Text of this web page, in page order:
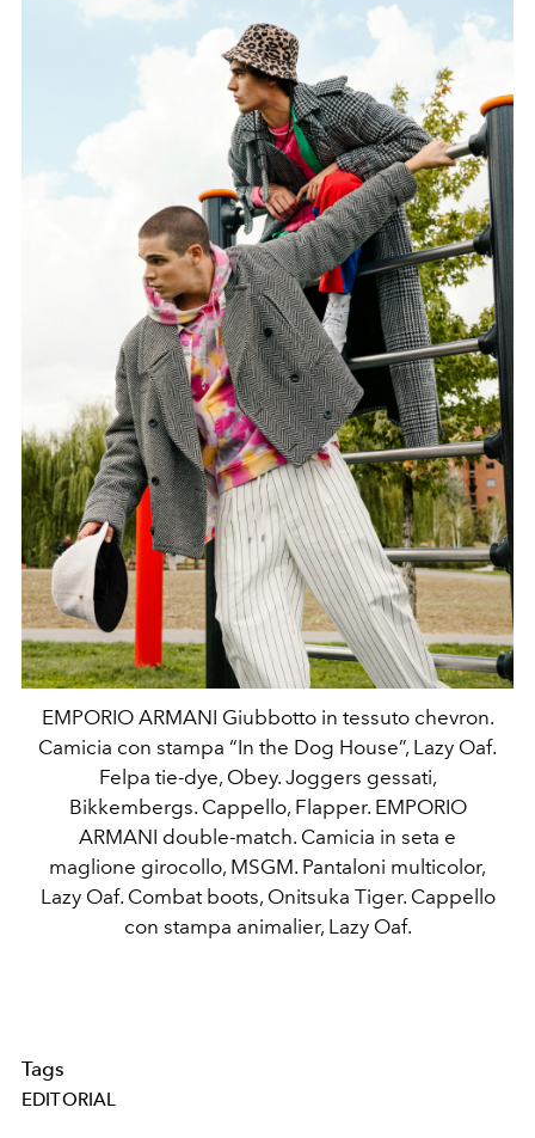
EMPORIO ARMANI Giubbotto in tessuto chevron.
Camicia con stampa “In the Dog House”, Lazy Oaf.
Felpa tie-dye, Obey. Joggers gessati,
Bikkembergs. Cappello, Flapper. EMPORIO
ARMANI double-match. Camicia in seta e
maglione girocollo, MSGM. Pantaloni multicolor,
Lazy Oaf. Combat boots, Onitsuka Tiger. Cappello
con stampa animalier, Lazy Oaf.
Tags
EDITORIAL